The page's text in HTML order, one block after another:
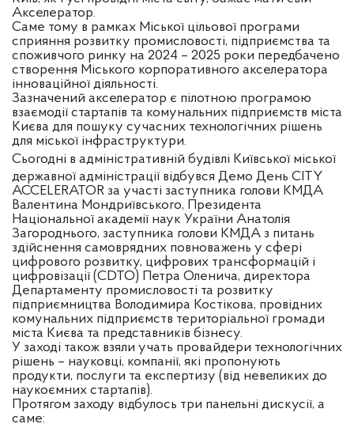
Акселератор.
Саме тому в рамках Міської цільової програми
сприяння розвитку промисловості, підприємства та
споживчого ринку на 2024 – 2025 роки передбачено
створення Міського корпоративного акселератора
інноваційної діяльності.
Зазначений акселератор є пілотною програмою
взаємодії стартапів та комунальних підприємств міста
Києва для пошуку сучасних технологічних рішень
для міської інфраструктури.
Сьогодні в адміністративній будівлі Київської міської
державної адміністрації відбувся Демо День CITY
ACCELERATOR за участі заступника голови КМДА
Валентина Мондриївського, Президента
Національної академії наук України Анатолія
Загороднього, заступника голови КМДА з питань
здійснення самоврядних повноважень у сфері
цифрового розвитку, цифрових трансформацій і
цифровізації (CDTO) Петра Оленича, директора
Департаменту промисловості та розвитку
підприємництва Володимира Костікова, провідних
комунальних підприємств територіальної громади
міста Києва та представників бізнесу.
У заході також взяли учать провайдери технологічних
рішень – науковці, компанії, які пропонують
продукти, послуги та експертизу (від невеликих до
наукоємних стартапів).
Протягом заходу відбулось три панельні дискусії, а
саме: